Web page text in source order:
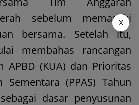
sebelum memasuki
bersama. Setelah itu,
membahas rancangan
APBD (KUA) dan Prioritas
Sementara (PPAS) Tahun
dasar penyusunan
X